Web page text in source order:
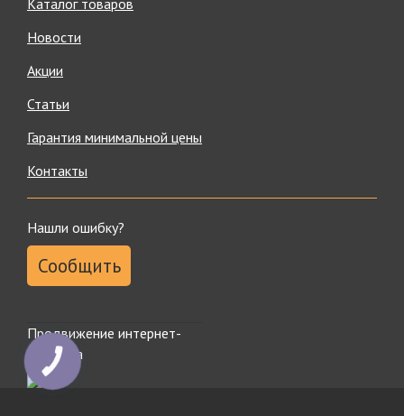
Каталог товаров
Новости
Акции
Статьи
Гарантия минимальной цены
Контакты
Нашли ошибку?
Сообщить
Продвижение интернет-
магазина
КНОПКА
ЗВ'ЯЗКУ